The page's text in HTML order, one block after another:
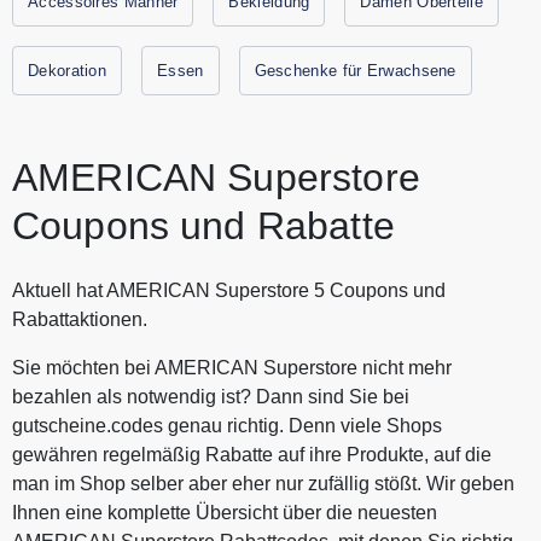
Gutscheine.codes mit den aktuellen Gutscheinen und
Rabattaktionen von AMERICAN Superstore.
Dekoration Essen Geschenke für Erwachsene
AMERICAN Superstore
Coupons und Rabatte
Aktuell hat AMERICAN Superstore 5 Coupons und
Rabattaktionen.
Sie möchten bei AMERICAN Superstore nicht mehr
bezahlen als notwendig ist? Dann sind Sie bei
gutscheine.codes genau richtig. Denn viele Shops
gewähren regelmäßig Rabatte auf ihre Produkte, auf die
man im Shop selber aber eher nur zufällig stößt. Wir geben
Ihnen eine komplette Übersicht über die neuesten